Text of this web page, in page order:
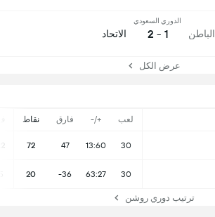
لعب +/- فارق نقاط
30
13:60
47
72
30
63:27
-36
20
ترتيب دوري روشن
الباطن
الدوري السعودي
1 - 2 الاتحاد
عرض الكل